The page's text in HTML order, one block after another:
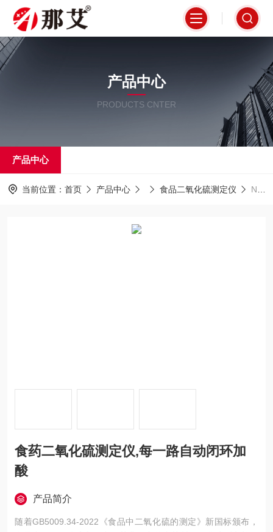
产品中心
PRODUCTS CNTER
产品中心
当前位置： 首页 产品中心 食品二氧化硫测定仪 NAI-ZLY-6S食药二氧化硫测定仪,每一路自动闭环加酸
食药二氧化硫测定仪,每一路自动闭环加
酸
产品简介
随着GB5009.34-2022《食品中二氧化硫的测定》新国标颁布，